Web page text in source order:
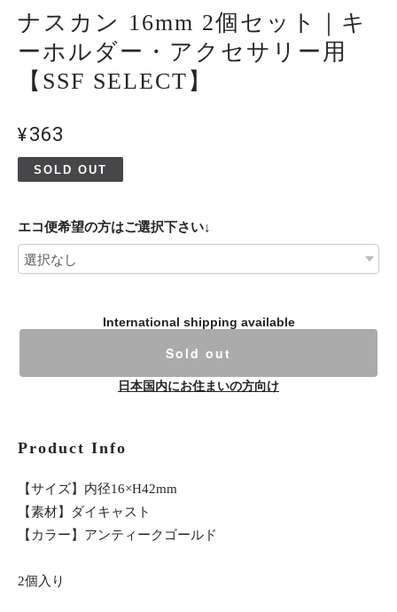
ナスカン 16mm 2個セット｜キ
ーホルダー・アクセサリー用
【SSF SELECT】
¥363
SOLD OUT
エコ便希望の方はご選択下さい↓
International shipping available
Sold out
日本国内にお住まいの方向け
Product Info
【サイズ】内径16×H42mm
【素材】ダイキャスト
【カラー】アンティークゴールド
2個入り